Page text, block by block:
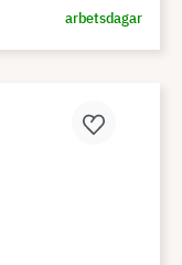
arbetsdagar